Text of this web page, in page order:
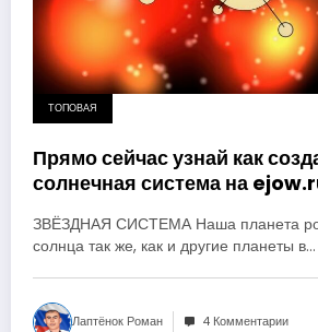
ТОПОВАЯ
Прямо сейчас узнай как
солнечная система на
ЗВЁЗДНАЯ СИСТЕМА Наша планета
солнца так же, как и другие планеты в…
Лаптёнок Роман 4 Комментарии